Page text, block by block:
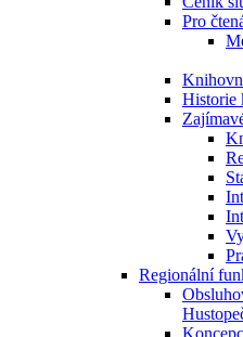
Pro
Historie
Regionální